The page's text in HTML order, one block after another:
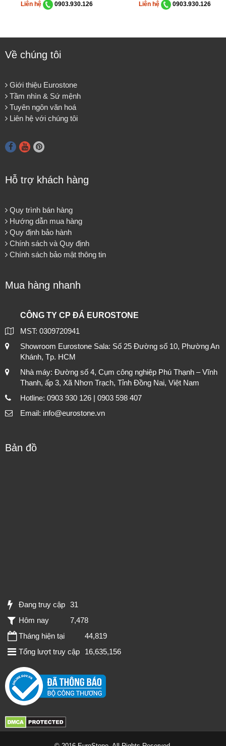
Liên hệ
0903.930.126
Liên hệ
0903.930.126
Về chúng tôi
Giới thiệu Eurostone
Tầm nhìn & Sứ mệnh
Tuyên ngôn văn hoá
Liên hệ với chúng tôi
Hỗ trợ khách hàng
Quy trình bán hàng
Hướng dẫn mua hàng
Quy định bảo hành
Chính sách và Quy định
Chính sách bảo mật thông tin
Mua hàng nhanh
CÔNG TY CP ĐÁ EUROSTONE
MST: 0309720941
Showroom Eurostone Sala: Số 25 Đường số 10, Phường An
Khánh, Tp. HCM
Nhà máy: Đường số 4, Cụm công nghiệp Phú Thạnh – Vĩnh
Thanh, ấp 3, Xã Nhơn Trạch, Tỉnh Đồng Nai, Việt Nam
Hotline: 0903 930 126 | 0903 598 407
Email: info@eurostone.vn
Bản đồ
Đang truy cập 31
Hôm nay
7,478
Tháng hiện tại
44,819
Tổng lượt truy cập
16,635,156